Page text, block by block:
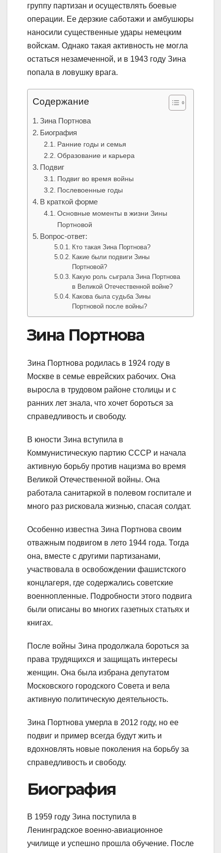
группу партизан и осуществлять боевые
операции. Ее дерзкие саботажи и амбушюры
наносили существенные удары немецким
войскам. Однако такая активность не могла
остаться незамеченной, и в 1943 году Зина
попала в ловушку врага.
Содержание
Зина Портнова
Биография
Ранние годы и семья
Образование и карьера
Подвиг
Подвиг во время войны
Послевоенные годы
В краткой форме
Основные моменты в жизни Зины
Портновой
Вопрос-ответ:
Кто такая Зина Портнова?
Какие были подвиги Зины
Портновой?
Какую роль сыграла Зина Портнова
в Великой Отечественной войне?
Какова была судьба Зины
Портновой после войны?
Зина Портнова
Зина Портнова родилась в 1924 году в
Москве в семье еврейских рабочих. Она
выросла в трудовом районе столицы и с
ранних лет знала, что хочет бороться за
справедливость и свободу.
В юности Зина вступила в
Коммунистическую партию СССР и начала
активную борьбу против нацизма во время
Великой Отечественной войны. Она
работала санитаркой в полевом госпитале и
много раз рисковала жизнью, спасая солдат.
Особенно известна Зина Портнова своим
отважным подвигом в лето 1944 года. Тогда
она, вместе с другими партизанами,
участвовала в освобождении фашистского
концлагеря, где содержались советские
военнопленные. Подробности этого подвига
были описаны во многих газетных статьях и
книгах.
После войны Зина продолжала бороться за
права трудящихся и защищать интересы
женщин. Она была избрана депутатом
Московского городского Совета и вела
активную политическую деятельность.
Зина Портнова умерла в 2012 году, но ее
подвиг и пример всегда будут жить и
вдохновлять новые поколения на борьбу за
справедливость и свободу.
Биография
В 1959 году Зина поступила в
Ленинградское военно-авиационное
училище и успешно прошла обучение. После